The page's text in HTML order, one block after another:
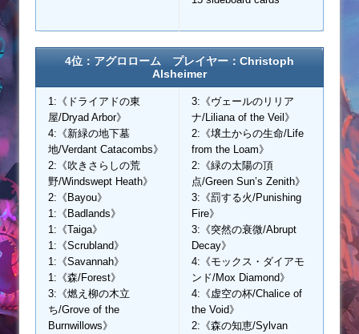
4位：アグロローム プレイヤー：Christoph
Alsheimer
1:《ドライアドの東
屋/Dryad Arbor》
4:《新緑の地下墓
地/Verdant Catacombs》
2:《吹きさらしの荒
野/Windswept Heath》
2:《Bayou》
1:《Badlands》
1:《Taiga》
1:《Scrubland》
1:《Savannah》
1:《森/Forest》
3:《燃え柳の木立
ち/Grove of the
Burnwillows》
3:《ヴェールのリリア
ナ/Liliana of the Veil》
2:《壌土からの生命/Life
from the Loam》
2:《緑の太陽の頂
点/Green Sun’s Zenith》
3:《罰する火/Punishing
Fire》
3:《突然の衰微/Abrupt
Decay》
4:《モックス・ダイアモ
ンド/Mox Diamond》
4:《虚空の杯/Chalice of
the Void》
2:《森の知恵/Sylvan